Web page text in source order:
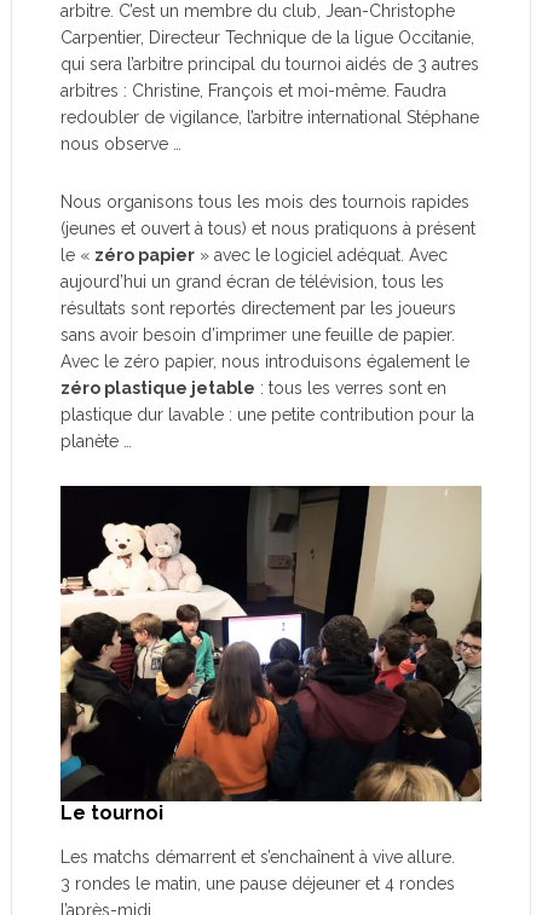
arbitre. C’est un membre du club, Jean-Christophe
Carpentier, Directeur Technique de la ligue Occitanie,
qui sera l’arbitre principal du tournoi aidés de 3 autres
arbitres : Christine, François et moi-même. Faudra
redoubler de vigilance, l’arbitre international Stéphane
nous observe …
Nous organisons tous les mois des tournois rapides
(jeunes et ouvert à tous) et nous pratiquons à présent
le « zéro papier» avec le logiciel adéquat. Avec
aujourd’hui un grand écran de télévision, tous les
résultats sont reportés directement par les joueurs
sans avoir besoin d’imprimer une feuille de papier.
Avec le zéro papier, nous introduisons également le
zéro plastique jetable : tous les verres sont en
plastique dur lavable : une petite contribution pour la
planète …
Le tournoi
Les matchs démarrent et s’enchaînent à vive allure.
3 rondes le matin, une pause déjeuner et 4 rondes
l’après-midi.